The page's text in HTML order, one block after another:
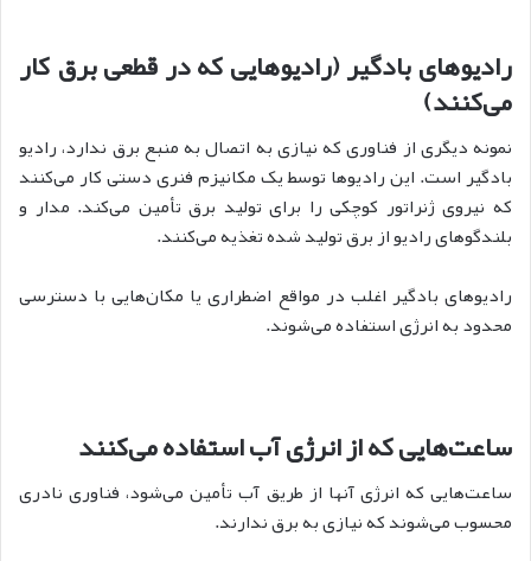
رادیوهای بادگیر (رادیوهایی که در قطعی برق کار
می‌کنند)
نمونه دیگری از فناوری که نیازی به اتصال به منبع برق ندارد، رادیو
بادگیر است. این رادیوها توسط یک مکانیزم فنری دستی کار می‌کنند
که نیروی ژنراتور کوچکی را برای تولید برق تأمین می‌کند. مدار و
بلندگوهای رادیو از برق تولید شده تغذیه می‌کنند.
رادیوهای بادگیر اغلب در مواقع اضطراری یا مکان‌هایی با دسترسی
محدود به انرژی استفاده می‌شوند.
ساعت‌هایی که از انرژی آب استفاده می‌کنند
ساعت‌هایی که انرژی آنها از طریق آب تأمین می‌شود، فناوری نادری
محسوب می‌شوند که نیازی به برق ندارند.